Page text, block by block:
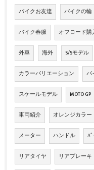
バイクお友達 バイクの輪
バイク春服 オフロード購
外車 海外 S/Sモデル
カラーバリエーション バ
スケールモデル MOTO GP
車両紹介 オレンジカラー
メーター ハンドル ﾊ
リアタイヤ リアブレーキ